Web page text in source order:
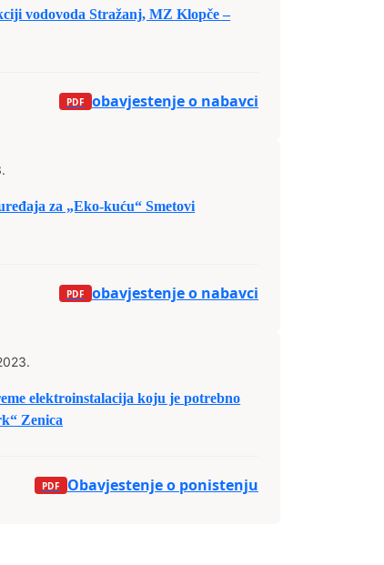
vodovoda Stražanj, MZ Klopče –
obavjestenje o nabavci
za „Eko-kuću“ Smetovi
obavjestenje o nabavci
elektroinstalacija koju je potrebno
Zenica
Obavjestenje o ponistenju